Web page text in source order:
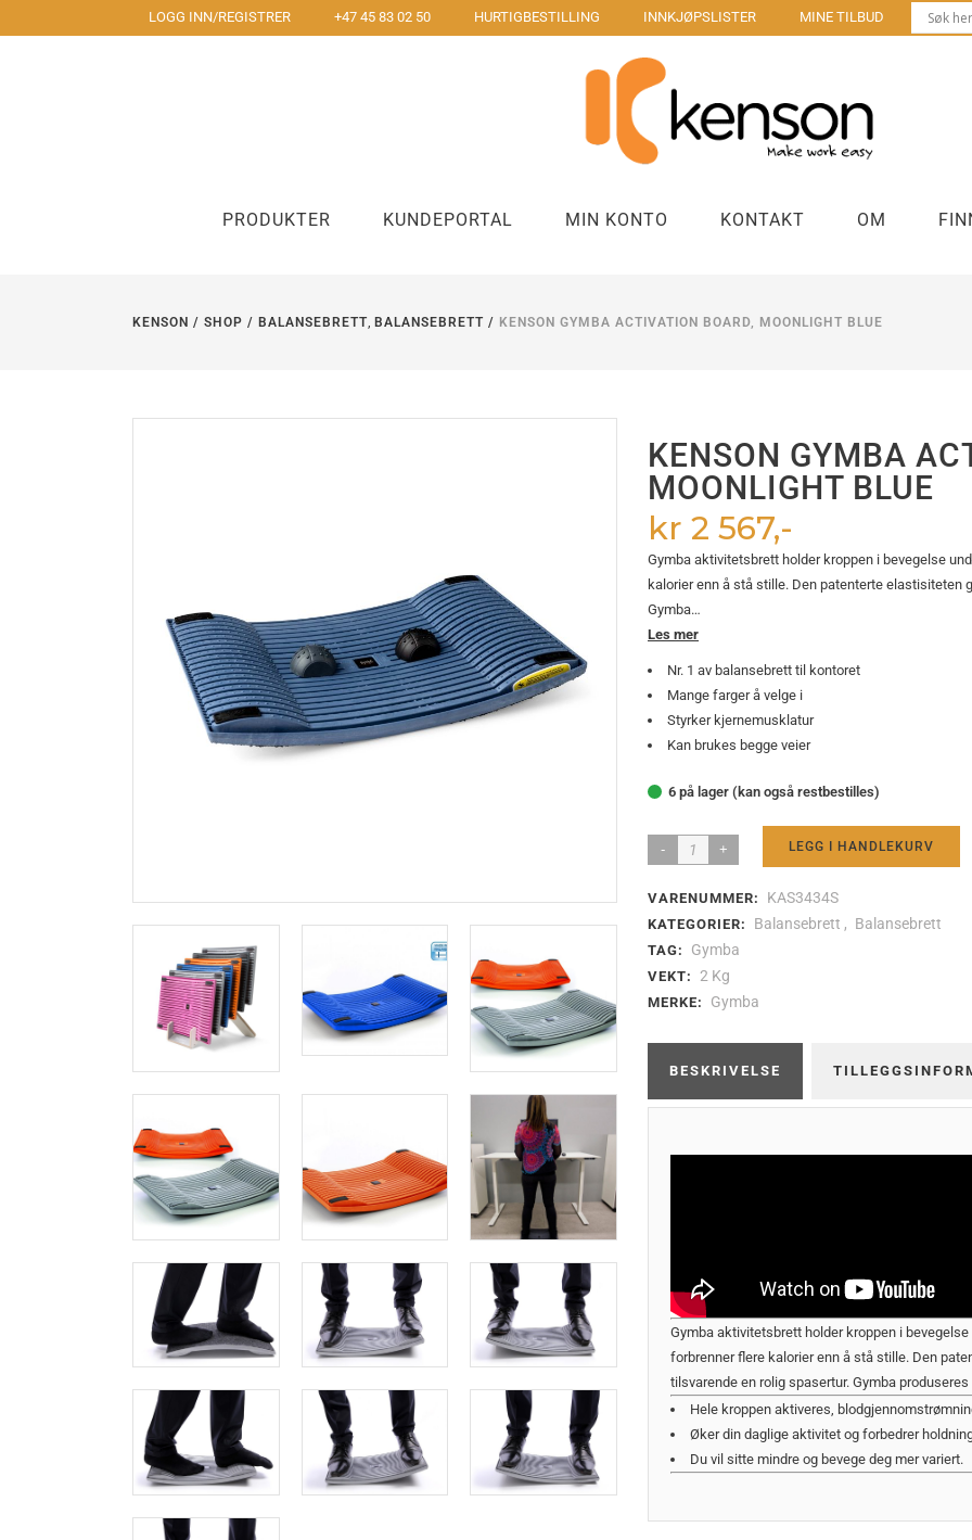
LOGG INN/REGISTRER +47 45 83 02 50 HURTIGBESTILLING INNKJØPSLISTER MINE TILBUD
PRODUKTER
For 1 skjerm
For flere skjermer
Tilbehør
Komplette med hev-senk understell
Bordplater
Hev-senk understell
Kabelorganisering
Gulvskinner og spiraler
Ståmatte
Fotstøtte
15″ og
KUNDEPORTAL MIN KONTO KONTAKT OM
KENSON / SHOP / BALANSEBRETT, BALANSEBRETT / KENSON GYMBA ACTIVATION BOARD, MOONLIGHT BLUE
KENSON GYMBA
MOONLIGHT BLUE
kr 2 567,-
Gymba aktivitetsbrett holder kroppen i bevegelse
kalorier enn å stå stille. Den patenterte elastisiteten
Gymba…
Les mer
Nr. 1 av balansebrett til kontoret
Mange farger å velge i
Styrker kjernemusklatur
Kan brukes begge veier
6 på lager (kan også restbestilles)
LEGG I HANDLEKURV
VARENUMMER: KAS3434S
KATEGORIER: Balansebrett , Balansebrett
TAG: Gymba
VEKT: 2 Kg
MERKE: Gymba
BESKRIVELSE
Gymba aktivitetsbrett holder kroppen i
forbrenner flere kalorier enn å stå stille. Den
tilsvarende en rolig spasertur. Gymba
Hele kroppen aktiveres,
Øker din daglige aktivitet og forbedrer
Du vil sitte mindre og bevege deg mer variert.